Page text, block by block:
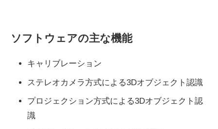
ソフトウェアの主な機能
キャリブレーション
ステレオカメラ方式による3Dオブジェクト認識
プロジェクション方式による3Dオブジェクト認
識